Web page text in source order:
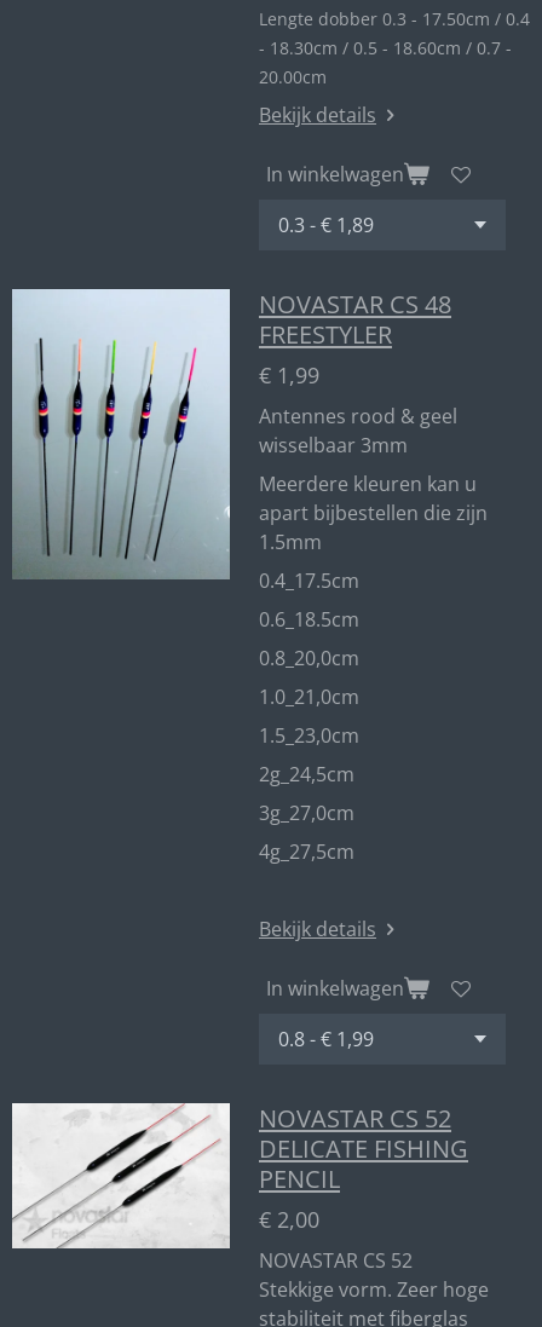
Lengte dobber 0.3 - 17.50cm / 0.4
- 18.30cm / 0.5 - 18.60cm / 0.7 -
20.00cm
Bekijk details
In winkelwagen
NOVASTAR CS 48
FREESTYLER
€ 1,99
Antennes rood & geel
wisselbaar 3mm
Meerdere kleuren kan u
apart bijbestellen die zijn
1.5mm
0.4_17.5cm
0.6_18.5cm
0.8_20,0cm
1.0_21,0cm
1.5_23,0cm
2g_24,5cm
3g_27,0cm
4g_27,5cm
Bekijk details
In winkelwagen
NOVASTAR CS 52
DELICATE FISHING
PENCIL
€ 2,00
NOVASTAR CS 52
Stekkige vorm. Zeer hoge
stabiliteit met fiberglas